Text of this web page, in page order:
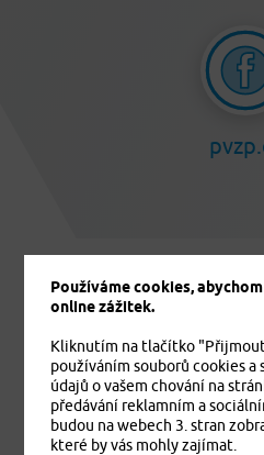
Jistíme vás.
Používáme cookies,
online zážitek.
Kliknutím na tlačítko
používáním souborů cookies
údajů o vašem chování na
předávání reklamním a
budou na webech 3. stran
které by vás mohly zajímat.